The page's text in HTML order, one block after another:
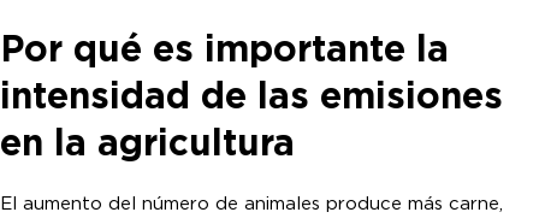
Por qué es importante la
intensidad de las emisiones
en la agricultura
El aumento del número de animales produce más carne,